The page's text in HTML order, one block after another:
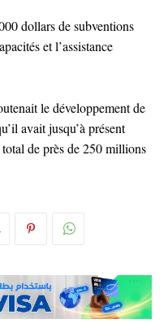
dollars de subventions
et l’assistance
le développement de
avait jusqu’à présent
de près de 250 millions